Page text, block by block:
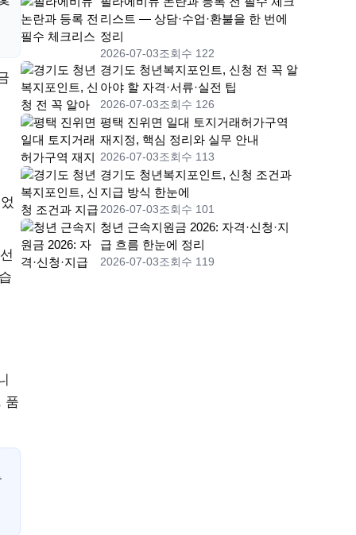
품
리스트 — 상담·수업·환불을 한 번에
정리
2026-07-03조회수 122
경기도 청년복지포인트, 신청 전 꼭 알
아야 할 자격·서류·실전 팁
2026-07-03조회수 126
평택 진위면 일대 토지거래허가구역
재지정, 핵심 정리와 실무 안내
2026-07-03조회수 113
경기도 청년복지포인트, 신청 조건과
지급 방식 한눈에
2026-07-03조회수 101
청년 근속지원금 2026: 자격·신청·지
급 흐름 한눈에 정리
2026-07-03조회수 119